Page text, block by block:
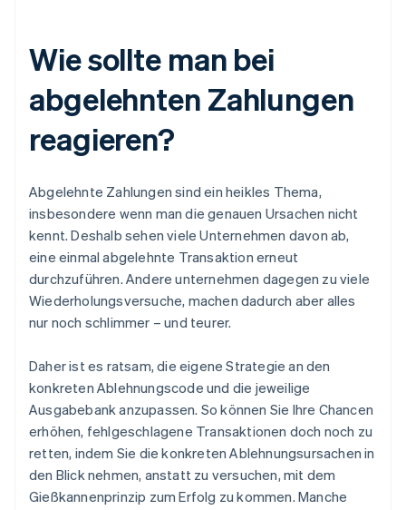
Wie sollte man bei
abgelehnten Zahlungen
reagieren?
Abgelehnte Zahlungen sind ein heikles Thema,
insbesondere wenn man die genauen Ursachen nicht
kennt. Deshalb sehen viele Unternehmen davon ab,
eine einmal abgelehnte Transaktion erneut
durchzuführen. Andere unternehmen dagegen zu viele
Wiederholungsversuche, machen dadurch aber alles
nur noch schlimmer – und teurer.
Daher ist es ratsam, die eigene Strategie an den
konkreten Ablehnungscode und die jeweilige
Ausgabebank anzupassen. So können Sie Ihre Chancen
erhöhen, fehlgeschlagene Transaktionen doch noch zu
retten, indem Sie die konkreten Ablehnungsursachen in
den Blick nehmen, anstatt zu versuchen, mit dem
Gießkannenprinzip zum Erfolg zu kommen. Manche